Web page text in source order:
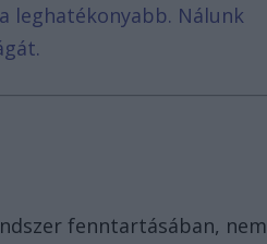
leghatékonyabb. Nálunk
fenntartásában, nem